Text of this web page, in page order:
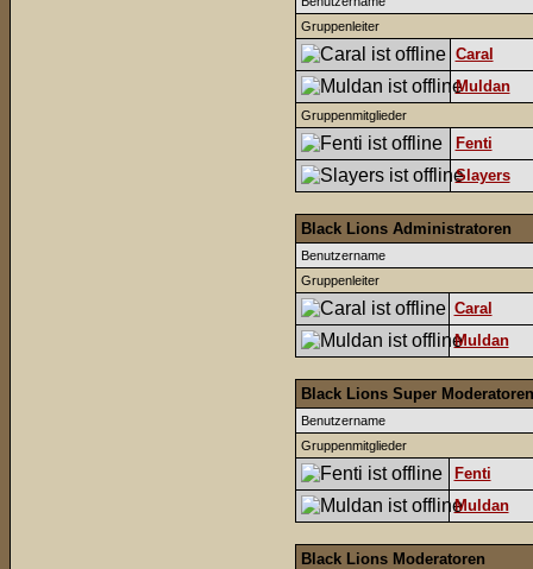
Gruppenleiter
Caral
Muldan
Gruppenmitglieder
Fenti
Slayers
Black Lions Administratoren
Benutzername
Gruppenleiter
Caral
Muldan
Black Lions Super Moderatoren
Benutzername
Gruppenmitglieder
Fenti
Muldan
Black Lions Moderatoren